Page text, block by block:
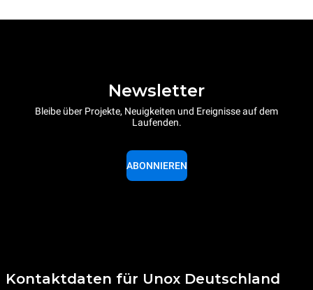
Newsletter
Bleibe über Projekte, Neuigkeiten und Ereignisse auf dem
Laufenden.
ABONNIEREN
Kontaktdaten für Unox Deutschland